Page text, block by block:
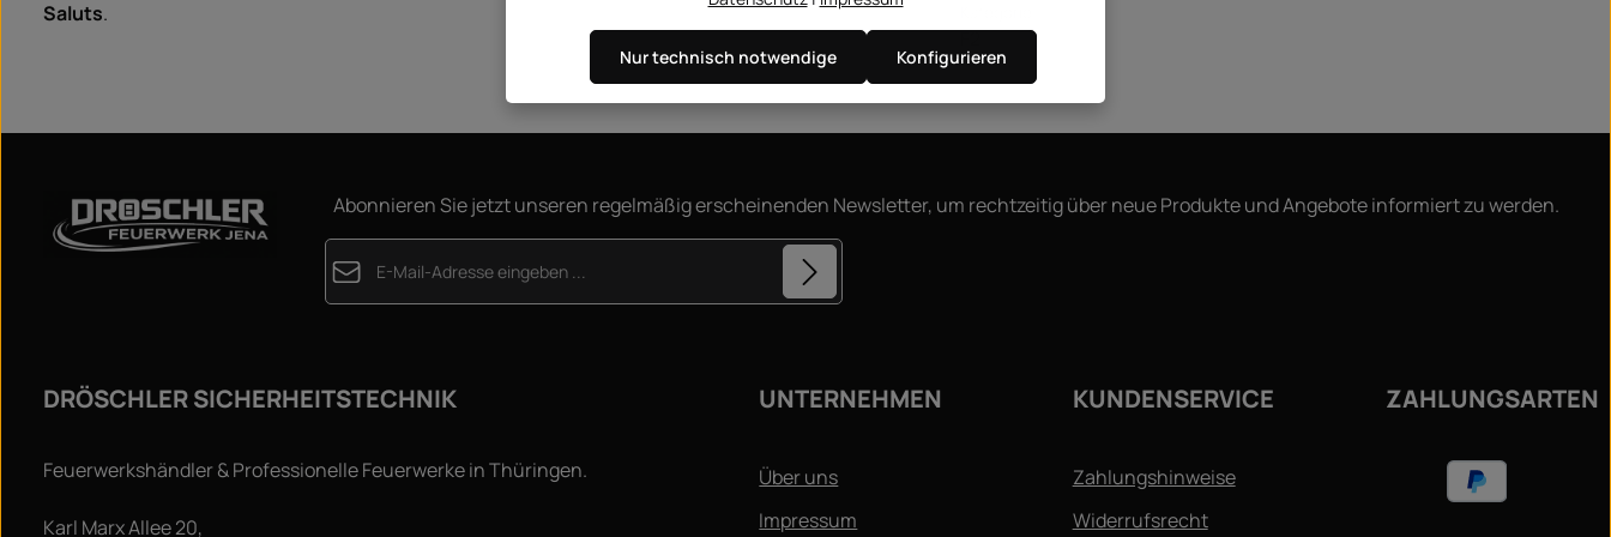
F2
Saluts.
Abonnieren Sie jetzt unseren regelmäßig erscheinenden Newsletter, um rechtzeitig über neue Produkte und Angebote informiert zu werden.
E-Mail-Adresse*
genommen und die
gelesen und bin mit ihnen
DRÖSCHLER SICHERHEITSTECHNIK
Feuerwerkshändler & Professionelle Feuerwerke in Thüringen.
Karl Marx Allee 20,
UNTERNEHMEN
Über uns
Impressum
KUNDENSERVICE
Zahlungshinweise
Widerrufsrecht
ZAHLUNGSARTEN
Nur technisch notwendige Konfigurieren